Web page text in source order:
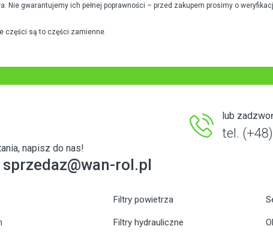
gwarantujemy ich pełnej poprawności – przed zakupem prosimy o
części są to części zamienne.
napisz do nas!
sprzedaz@wan-rol.pl
lub
tel. (+48)
Filtry powietrza
Filtry hydrauliczne